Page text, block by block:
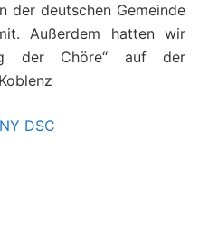
der deutschen Gemeinde
Außerdem hatten wir
der Chöre“ auf der